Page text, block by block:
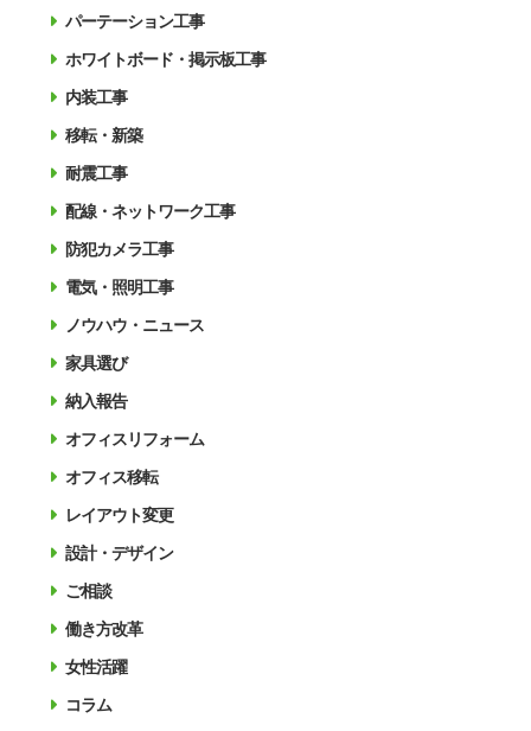
パーテーション工事
ホワイトボード・掲示板工事
内装工事
移転・新築
耐震工事
配線・ネットワーク工事
防犯カメラ工事
電気・照明工事
ノウハウ・ニュース
家具選び
納入報告
オフィスリフォーム
オフィス移転
レイアウト変更
設計・デザイン
ご相談
働き方改革
女性活躍
コラム